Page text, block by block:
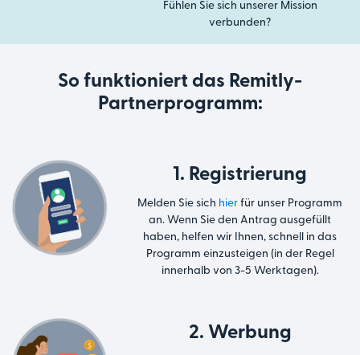
Fühlen Sie sich unserer Mission
verbunden?
So funktioniert das Remitly-
Partnerprogramm:
1. Registrierung
Melden Sie sich hier für unser Programm
an. Wenn Sie den Antrag ausgefüllt
haben, helfen wir Ihnen, schnell in das
Programm einzusteigen (in der Regel
innerhalb von 3-5 Werktagen).
2. Werbung